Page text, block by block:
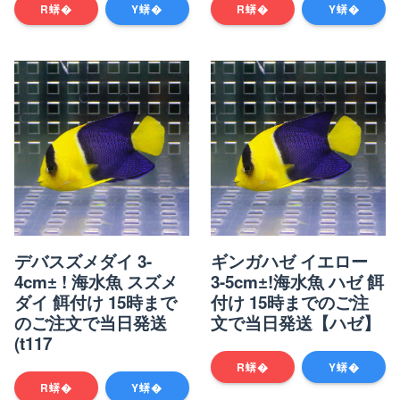
R蠎� Y蠎� R蠎� Y蠎�
デバスズメダイ 3-
4cm± ! 海水魚 スズメ
ダイ 餌付け 15時まで
のご注文で当日発送
(t117
R蠎� Y蠎�
ギンガハゼ イエロー
3-5cm±!海水魚 ハゼ 餌
付け 15時までのご注
文で当日発送【ハゼ】
R蠎� Y蠎�